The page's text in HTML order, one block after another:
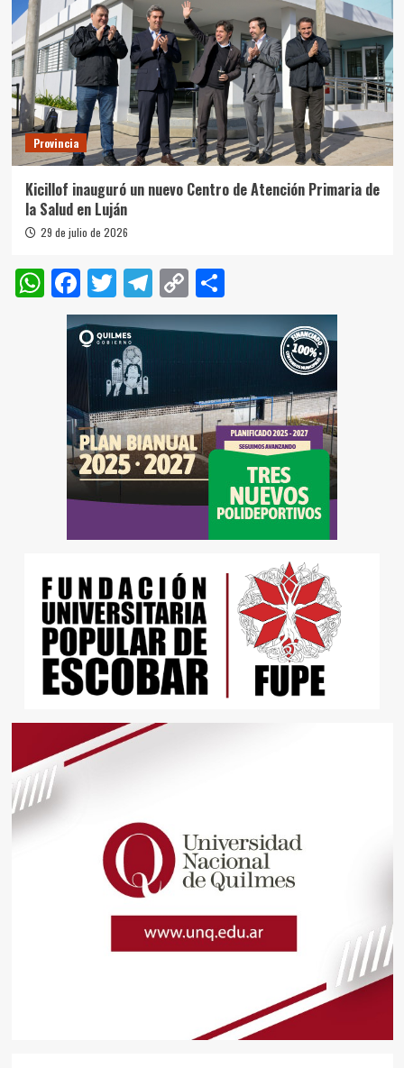
Provincia
Kicillof inauguró un nuevo Centro de Atención Primaria de
la Salud en Luján
29 de julio de 2026
WhatsApp
Facebook
Twitter
Telegram
Copy
Link
Compartir